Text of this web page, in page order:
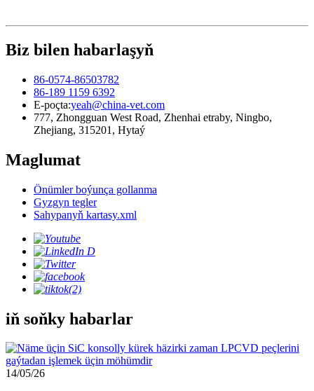
Biz bilen habarlaşyň
86-0574-86503782
86-189 1159 6392
E-poçta:yeah@china-vet.com
777, Zhongguan West Road, Zhenhai etraby, Ningbo,
Zhejiang, 315201, Hytaý
Maglumat
Önümler boýunça gollanma
Gyzgyn tegler
Sahypanyň kartasy.xml
iň soňky habarlar
14/05/26